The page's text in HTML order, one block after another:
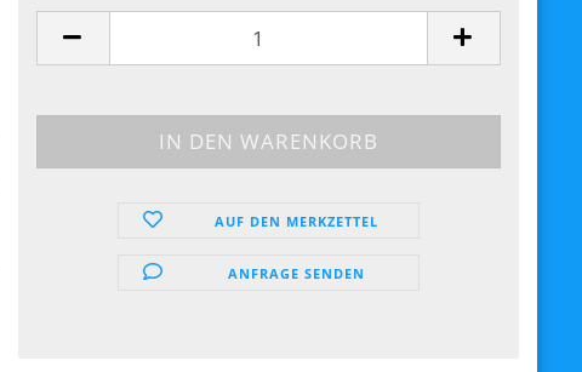
AUF DEN MERKZETTEL
ANFRAGE SENDEN